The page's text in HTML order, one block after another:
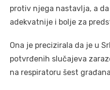
protiv njega nastavlja, a
adekvatnije i bolje za
Ona je precizirala da je u
potvrđenih slučajeva
na respiratoru šest